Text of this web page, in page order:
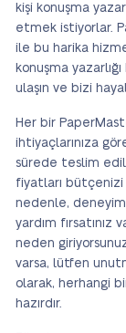
kişi konuşma
etmek istiyorlar.
ile bu harika
konuşma
ulaşın ve bizi
Her bir
ihtiyaçlarınıza
sürede teslim
fiyatları
nedenle,
yardım
neden
varsa, lütfen
olarak, herhangi
hazırdır.